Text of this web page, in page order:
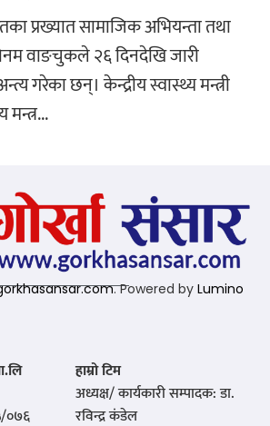
प्रख्यात सामाजिक अभियन्ता तथा
वाङचुकले २६ दिनदेखि जारी
गरेका छन्। केन्द्रीय स्वास्थ्य मन्त्री
मन्त्र...
. Powered by Lumino
०७६
हाम्रो टिम
अध्यक्ष/ कार्यकारी सम्पादक: डा.
रविन्द्र कंडेल